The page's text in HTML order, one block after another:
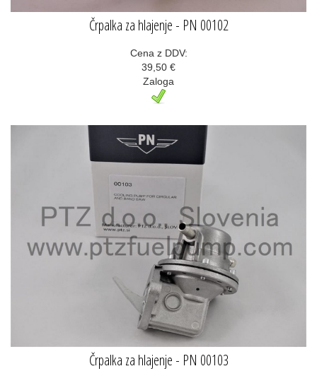
Črpalka za hlajenje - PN 00102
Cena z DDV:
39,50 €
Zaloga
Črpalka za hlajenje - PN 00103